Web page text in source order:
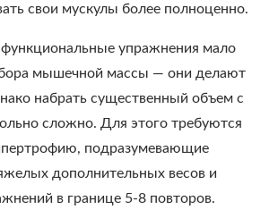
свои мускулы более полноценно.
функциональные упражнения мало
мышечной массы — они делают
набрать существенный объем с
сложно. Для этого требуются
подразумевающие
дополнительных весов и
в границе 5-8 повторов.